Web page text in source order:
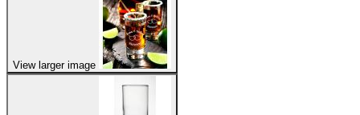
View larger image